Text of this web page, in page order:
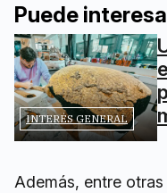
Puede
INTERÉS GENERAL
Además, entre